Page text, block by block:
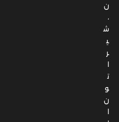
ن
،
ش
ي
ر
ا
ت
و
ن
ا